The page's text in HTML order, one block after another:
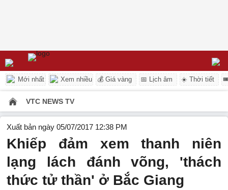
Mới nhất Xem nhiều 💰 Giá vàng 📅 Lịch âm ☀️ Thời tiết
VTC NEWS TV
Xuất bản ngày 05/07/2017 12:38 PM
Khiếp đảm xem thanh niên
lạng lách đánh võng, 'thách
thức tử thần' ở Bắc Giang